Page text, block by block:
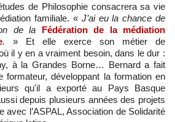
de Philosophie consacrera sa vie
familiale. « J’ai eu la chance de
de la Fédération de la médiation
. » Et elle exerce son métier de
il y en a vraiment besoin, dans le dur :
à la Grandes Borne… Bernard a fait
formateur, développant la formation en
qu'il a exporté au Pays Basque
depuis plusieurs années des projets
avec l’ASPAL, Association de Solidarité